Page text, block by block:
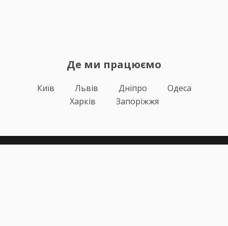
Де ми працюємо
Київ Львів Дніпро
Одеса
Харків
Запоріжжя